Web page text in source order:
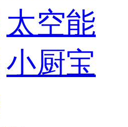
太空能
小厨宝